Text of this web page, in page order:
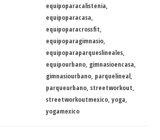
equipoparacalistenia,
equipoparacasa,
equipoparacrossfit,
equipoparagimnasio,
equipoparaparqueslineales,
equipourbano, gimnasioencasa,
gimnasiourbano, parquelineal,
parqueurbano, streetworkout,
streetworkoutmexico, yoga,
yogamexico